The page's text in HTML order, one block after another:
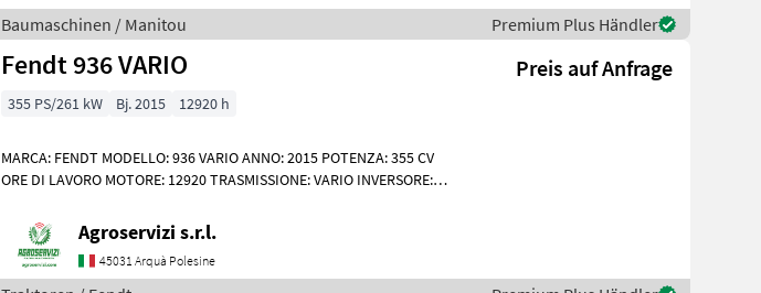
Baumaschinen / Manitou Premium Plus Händler
Fendt 936 VARIO Preis auf Anfrage
355 PS/261 kW Bj. 2015 12920 h
MARCA: FENDT MODELLO: 936 VARIO ANNO: 2015 POTENZA: 355 CV
ORE DI LAVORO MOTORE: 12920 TRASMISSIONE: VARIO INVERSORE:
Agroservizi s.r.l.
45031 Arquà Polesine